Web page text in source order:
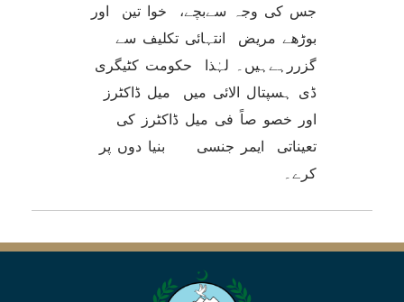
جس کی وجہ سےبچے، خوا تین اور
بوڑھے مریض انتہائی تکلیف سے
گزررہےہیں۔ لہٰذا حکومت کٹیگری
ڈی ہسپتال الائی میں میل ڈاکٹرز
اور خصو صاً فی میل ڈاکٹرز کی
تعیناتی ایمر جنسی بنیا دوں پر
کرے۔